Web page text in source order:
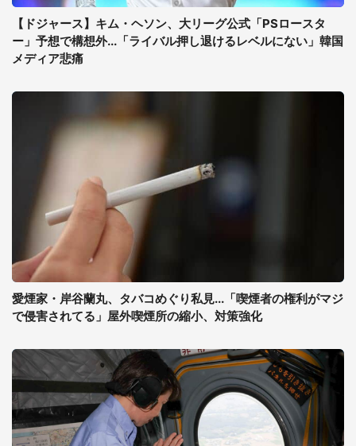
【ドジャース】キム・ヘソン、大リーグ公式「PSロースタ
ー」予想で構想外...「ライバル押し退けるレベルにない」韓国
メディア悲痛
愛煙家・岸谷蘭丸、タバコめぐり私見...「喫煙者の権利がマジ
で侵害されてる」屋外喫煙所の縮小、対策強化